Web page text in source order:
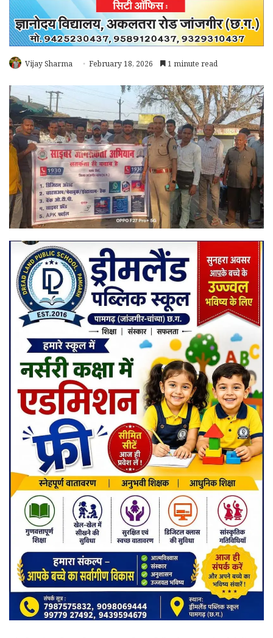
Vijay Sharma February 18, 2026 1 minute read